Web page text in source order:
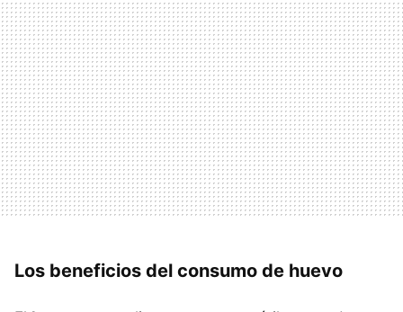
Los beneficios del consumo de huevo